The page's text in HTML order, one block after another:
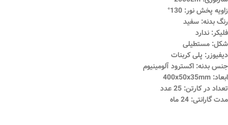
زاویه پخش نور: 130°
رنگ بدنه: سفید
فلیکر: ندارد
شکل: مستطیلی
دیفیوزر: پلی کربنات
جنس بدنه: اکسترود آلومینیوم
ابعاد: 400x50x35mm
تعداد در کارتن: 25 عدد
مدت گارانتی: 24 ماه